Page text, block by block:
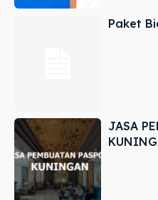
Paket
JASA